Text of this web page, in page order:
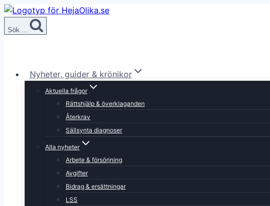
Skip
content
Sök ...
Nyheter, guider & krönikor
Aktuella frågor
Rättshjälp & överklaganden
Återkrav
Sällsynta diagnoser
Alla nyheter
Arbete & försörjning
Avgifter
Bidrag & ersättningar
LSS